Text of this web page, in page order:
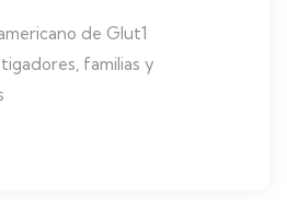
de Glut1
familias y